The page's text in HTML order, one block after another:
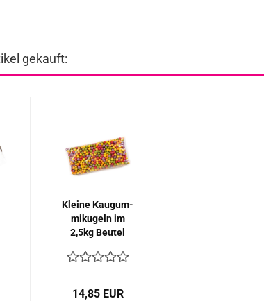
gekauft:
Klei­ne Kau­gum­
mi­ku­geln im
2,5kg Beu­tel
14,85 EUR